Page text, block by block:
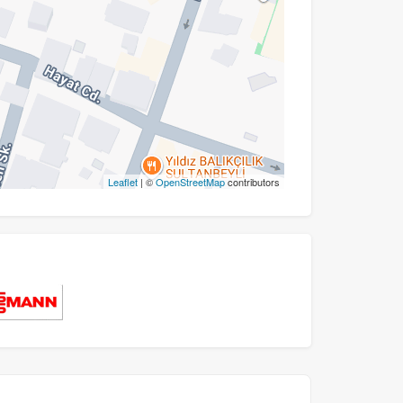
Leaflet | ©OpenStreetMapcontributors